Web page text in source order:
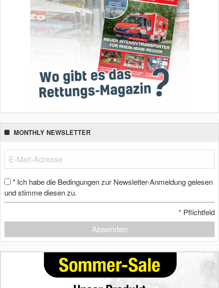
MONTHLY NEWSLETTER
* Ich habe die Bedingungen zur Newsletter-Anmeldung gelesen
und stimme diesen zu.
* Pflichtfeld
Absenden